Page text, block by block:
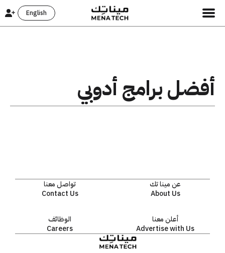
English
أفضل برامج أدوبي
عن مينا تك
About Us
تواصل معنا
Contact Us
أعلن معنا
Advertise with Us
الوظائف
Careers